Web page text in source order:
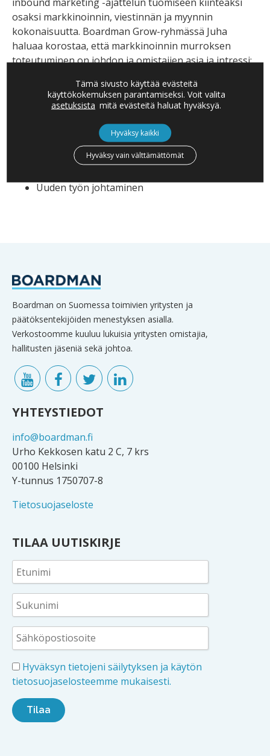
osaksi markkinoinnin, viestinnän ja myynnin
kokonaisuutta. Boardman Grow-ryhmässä Juha
haluaa korostaa, että markkinoinnin murroksen
toteutuminen on johdon ja omistajien asia ja intressi:
parempia keinoja kuin kilpailijat.
Digitaaliset arvoverkot
Uuden työn johtaminen
Boardman on Suomessa toimivien yritysten ja
päätöksentekijöiden menestyksen asialla.
Verkostoomme kuuluu lukuisia yritysten omistajia,
hallitusten jäseniä sekä johtoa.
YHTEYSTIEDOT
info@boardman.fi
Urho Kekkosen katu 2 C, 7 krs
00100 Helsinki
Y-tunnus 1750707-8
Tietosuojaseloste
TILAA UUTISKIRJE
Hyväksyn tietojeni säilytyksen ja käytön
tietosuojaselosteemme mukaisesti.
Tämä sivusto käyttää evästeitä
käyttökokemuksen parantamiseksi. Voit valita
asetuksista mitä evästeitä haluat hyväksyä.
Hyväksy kaikki
Hyväksy vain välttämättömät